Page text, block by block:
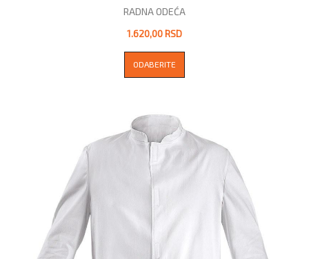
RADNA ODEĆA
1.620,00 RSD
ODABERITE